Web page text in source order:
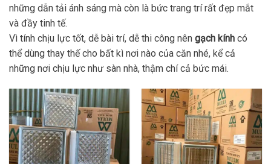
những dẫn tải ánh sáng mà còn là bức trang trí rất đẹp mắt
và đầy tinh tế.
Vì tính chịu lực tốt, dễ bài trí, dễ thi công nên gạch kính có
thể dùng thay thế cho bất kì nơi nào của căn nhé, kể cả
những nơi chịu lực như sàn nhà, thậm chí cả bức mái.